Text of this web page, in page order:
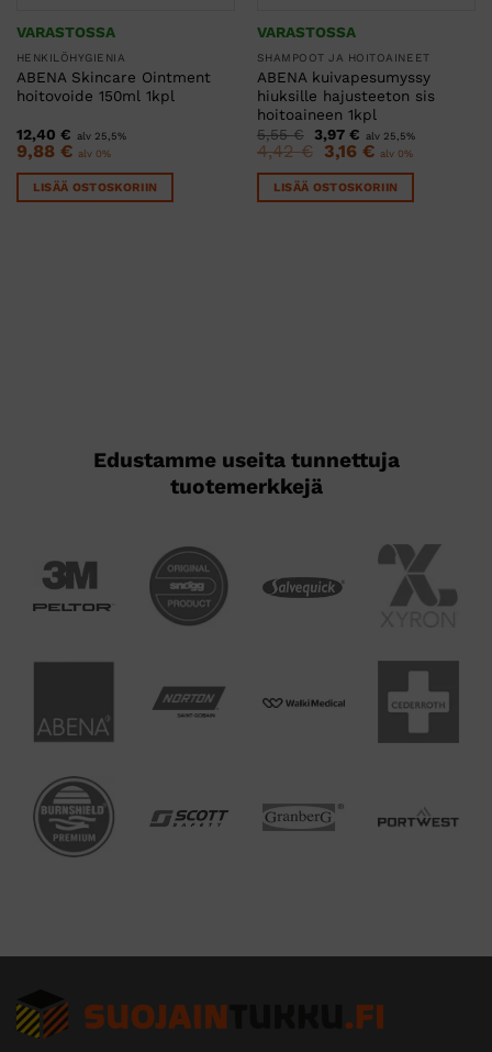
VARASTOSSA
HENKILÖHYGIENIA
ABENA Skincare Ointment
hoitovoide 150ml 1kpl
12,40 € alv 25,5%
9,88 € alv 0%
LISÄÄ OSTOSKORIIN
VARASTOSSA
SHAMPOOT JA HOITOAINEET
ABENA kuivapesumyssy
hiuksille hajusteeton sis
hoitoaineen 1kpl
5,55€
Alkuperäinen
hinta
oli:
5,55 €.
3,97 €Nykyinen
hinta
on:
3,97 €.
alv 25,5%
4,42€
Alkuperäinen
hinta
oli:
4,42 €.
3,16 €Nykyinen
hinta
on:
3,16 €.
alv 0%
LISÄÄ OSTOSKORIIN
Edustamme useita tunnettuja
tuotemerkkejä